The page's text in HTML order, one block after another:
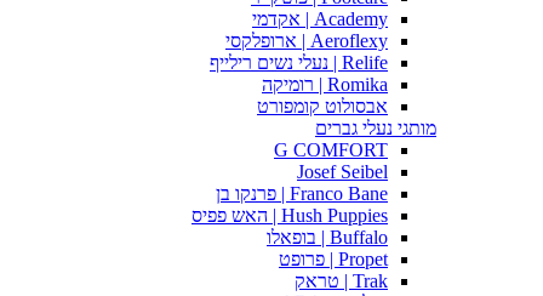
Academy | אקדמי
Aeroflexy | ארופלקסי
Relife | נעלי נשים רילייף
Romika | רומיקה
אבסולוט קומפורט
מותגי נעלי גברים
G COMFORT
Josef Seibel
Franco Bane | פרנקו בן
Hush Puppies | האש פפיס
Buffalo | בופאלו
Propet | פרופט
Trak | טראק